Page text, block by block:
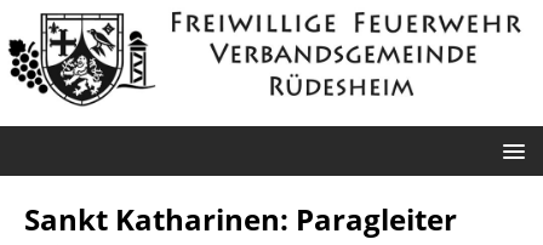
Sankt Katharinen: Paragleiter